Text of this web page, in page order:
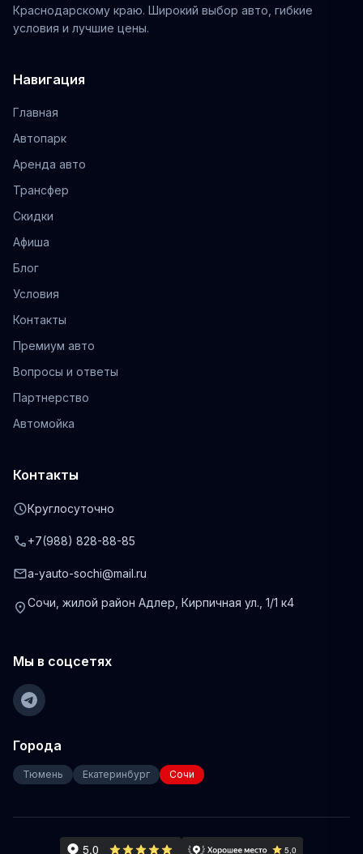
Краснодарскому краю. Широкий выбор авто, гибкие
условия и лучшие цены.
Навигация
Главная
Автопарк
Аренда авто
Трансфер
Скидки
Афиша
Блог
Условия
Контакты
Премиум авто
Вопросы и ответы
Партнерство
Автомойка
Контакты
scheduleКруглосуточно
phone+7(988) 828-88-85
maila-yauto-sochi@mail.ru
location_onСочи, жилой район Адлер, Кирпичная ул., 1/1 к4
Мы в соцсетях
Города
Тюмень Екатеринбург Сочи